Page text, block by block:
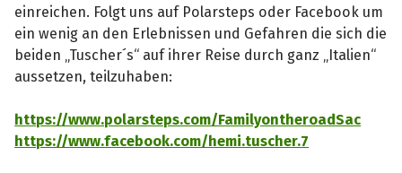
einreichen. Folgt uns auf Polarsteps oder Facebook um
ein wenig an den Erlebnissen und Gefahren die sich die
beiden „Tuscher´s“ auf ihrer Reise durch ganz „Italien“
aussetzen, teilzuhaben:
https://www.polarsteps.com/FamilyontheroadSac
https://www.facebook.com/hemi.tuscher.7